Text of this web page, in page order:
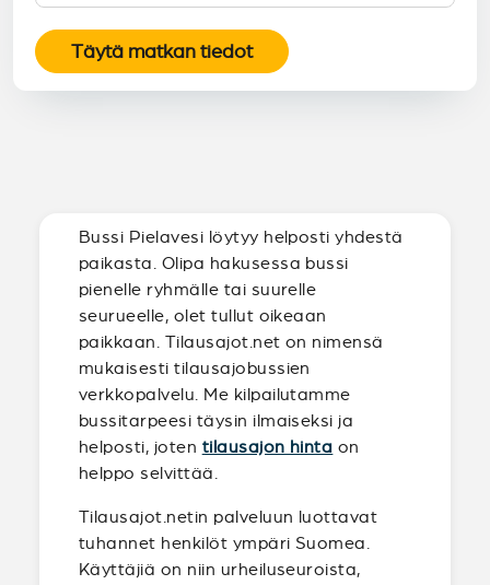
Täytä matkan tiedot
Bussi Pielavesi löytyy helposti yhdestä
paikasta. Olipa hakusessa bussi
pienelle ryhmälle tai suurelle
seurueelle, olet tullut oikeaan
paikkaan. Tilausajot.net on nimensä
mukaisesti tilausajobussien
verkkopalvelu. Me kilpailutamme
bussitarpeesi täysin ilmaiseksi ja
helposti, joten tilausajon hinta on
helppo selvittää.
Tilausajot.netin palveluun luottavat
tuhannet henkilöt ympäri Suomea.
Käyttäjiä on niin urheiluseuroista,